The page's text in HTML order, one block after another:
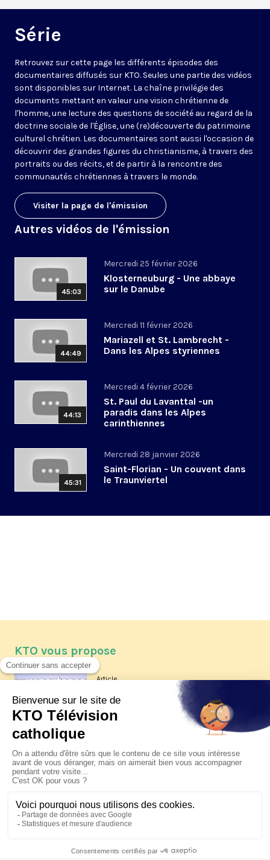
Série
Retrouvez sur cette page les différents épisodes des
documentaires diffusés sur KTO. Seules une partie des vidéos
sont disponibles sur Internet. La chaîne privilégie des
documents mettant en valeur une vision chrétienne de
l'homme, une lecture des questions de société au regard de la
doctrine sociale de l'Église, une (re)découverte du patrimoine
culturel chrétien. Les documentaires sont aussi l'occasion de
découvrir des grandes figures du christianisme, à travers des
portraits ou des récits, et de partir à la rencontre des
communautés chrétiennes à travers le monde.
Visiter la page de l'émission
Autres vidéos de l'émission
45:03
Mercredi 25 février 2026
Klosterneuburg - Une abbaye
sur le Danube
44:49
Mercredi 11 février 2026
Mariazell et St. Lambrecht -
Dans les Alpes styriennes
44:13
Mercredi 4 février 2026
St. Paul du Lavanttal -un
paradis dans les Alpes
carinthiennes
45:31
Mercredi 28 janvier 2026
Saint-Florian - Un couvent dans
le Traunviertel
KTO vous propose
Article
Les reportages d'été 2026 de KTO
La visite pastorale du pape Léon
XIV à Assise à suivre sur KTO le
jeudi 6 août
Le pape en Uruguay, Argentine et
Pérou du 6 au 17 novembre 2026